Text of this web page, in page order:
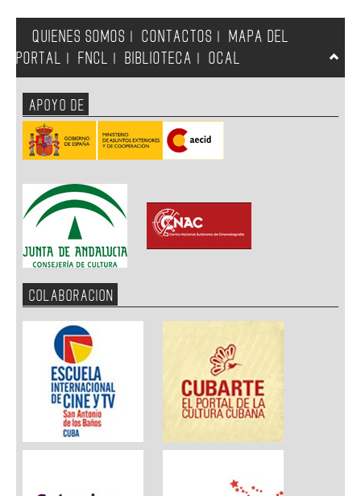
QUIENES SOMOS CONTACTOS
MAPA DEL
PORTAL
FNCL BIBLIOTECA OCAL
APOYO DE
COLABORACION